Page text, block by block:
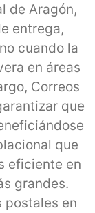
de Aragón,
entrega,
cuando la
en áreas
Correos
que
que
eficiente en
grandes.
postales en